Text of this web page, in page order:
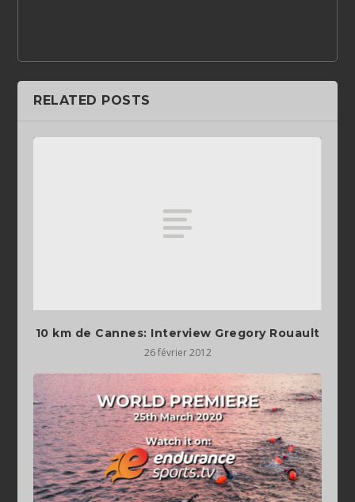
RELATED POSTS
10 km de Cannes: Interview Gregory Rouault
26 février 2012